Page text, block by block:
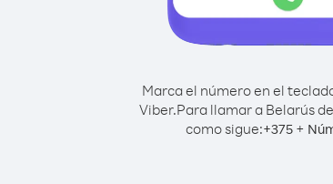
Marca el número en el
Viber.Para llamar a Belarús
como sigue:+375 +